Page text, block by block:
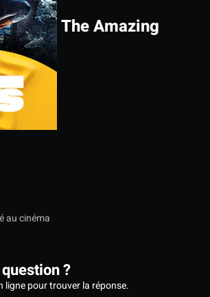
The Amazing
au cinéma
?
ligne pour trouver la réponse.